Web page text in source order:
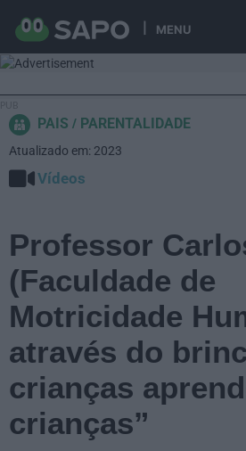
MENU
PAIS PARENTALIDADE
Vídeos
Professor
(Faculdade de
Motricidade
através do
crianças
crianças”
Atualizado em: 2023